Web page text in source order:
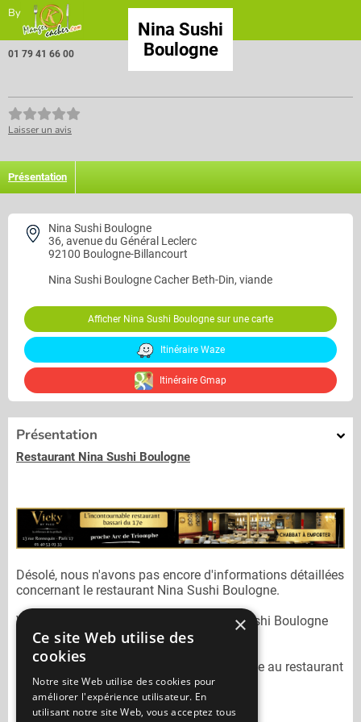
By
Nina Sushi
Boulogne
01 79 41 66 00
Laisser un avis
Présentation
Nina Sushi Boulogne
36, avenue du Général Leclerc
92100 Boulogne-Billancourt
Nina Sushi BoulogneCacher Beth-Din, viande
Afficher Nina Sushi Boulogne sur une carte
Itinéraire Waze
Itinéraire Gmap
Présentation
Restaurant Nina Sushi Boulogne
Désolé, nous n'avons pas encore d'informations détaillées
concernant le restaurant Nina Sushi Boulogne.
Vous pouvez joindre le restaurant
Nina Sushi Boulogne
au01 79 41 66 00
N'oubliez pas de préciser lors de votre sortie au restaurant
Nina Sushi Boulogne qu'il n'est pas sur
Mangercacher.com.
×
Ce site Web utilise des
cookies
Notre site Web utilise des cookies pour
améliorer l'expérience utilisateur. En
utilisant notre site Web, vous acceptez tous